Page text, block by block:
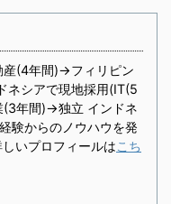
産(4年間)→フィリピン
ネシアで現地採用(IT(5
年間)→独立 インドネ
験からのノウハウを発
いプロフィールはこち